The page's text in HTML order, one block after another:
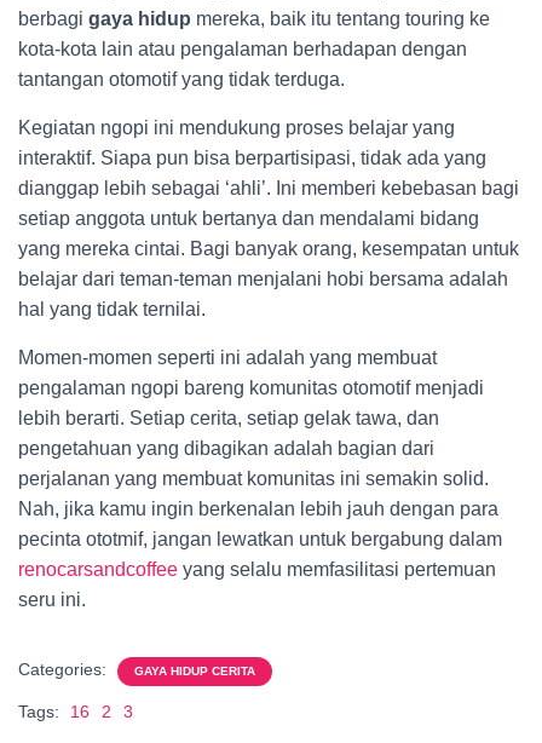
berbagi gaya hidup mereka, baik itu tentang touring ke
kota-kota lain atau pengalaman berhadapan dengan
tantangan otomotif yang tidak terduga.
Kegiatan ngopi ini mendukung proses belajar yang
interaktif. Siapa pun bisa berpartisipasi, tidak ada yang
dianggap lebih sebagai ‘ahli’. Ini memberi kebebasan bagi
setiap anggota untuk bertanya dan mendalami bidang
yang mereka cintai. Bagi banyak orang, kesempatan untuk
belajar dari teman-teman menjalani hobi bersama adalah
hal yang tidak ternilai.
Momen-momen seperti ini adalah yang membuat
pengalaman ngopi bareng komunitas otomotif menjadi
lebih berarti. Setiap cerita, setiap gelak tawa, dan
pengetahuan yang dibagikan adalah bagian dari
perjalanan yang membuat komunitas ini semakin solid.
Nah, jika kamu ingin berkenalan lebih jauh dengan para
pecinta ototmif, jangan lewatkan untuk bergabung dalam
renocarsandcoffee yang selalu memfasilitasi pertemuan
seru ini.
Categories: GAYA HIDUP CERITA
Tags: 16 2 3